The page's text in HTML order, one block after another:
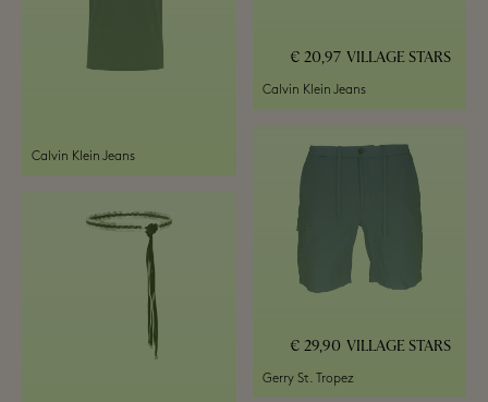
VILLAGE STARS
20,97 €
Calvin Klein Jeans
Calvin Klein Jeans
VILLAGE STARS
29,90 €
Gerry St. Tropez